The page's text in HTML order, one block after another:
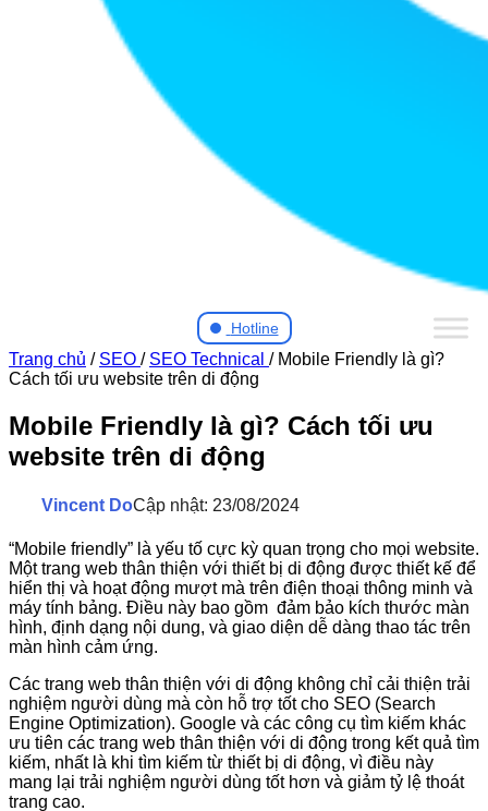
Hotline
Trang chủ / SEO / SEO Technical / Mobile Friendly là gì?
Cách tối ưu website trên di động
Mobile Friendly là gì? Cách tối ưu
website trên di động
Vincent DoCập nhật: 23/08/2024
“Mobile friendly” là yếu tố cực kỳ quan trọng cho mọi website.
Một trang web thân thiện với thiết bị di động được thiết kế để
hiển thị và hoạt động mượt mà trên điện thoại thông minh và
máy tính bảng. Điều này bao gồm đảm bảo kích thước màn
hình, định dạng nội dung, và giao diện dễ dàng thao tác trên
màn hình cảm ứng.
Các trang web thân thiện với di động không chỉ cải thiện trải
nghiệm người dùng mà còn hỗ trợ tốt cho SEO (Search
Engine Optimization). Google và các công cụ tìm kiếm khác
ưu tiên các trang web thân thiện với di động trong kết quả tìm
kiếm, nhất là khi tìm kiếm từ thiết bị di động, vì điều này
mang lại trải nghiệm người dùng tốt hơn và giảm tỷ lệ thoát
trang cao.